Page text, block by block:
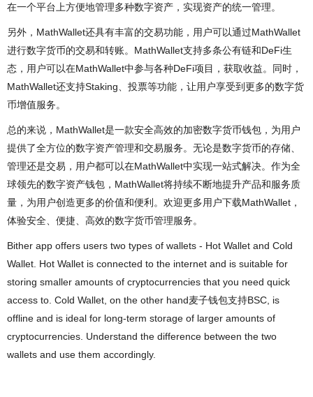
在一个平台上方便地管理多种数字资产，实现资产的统一管理。
另外，MathWallet还具有丰富的交易功能，用户可以通过MathWallet
进行数字货币的交易和转账。MathWallet支持多条公有链和DeFi生
态，用户可以在MathWallet中参与各种DeFi项目，获取收益。同时，
MathWallet还支持Staking、投票等功能，让用户享受到更多的数字货
币增值服务。
总的来说，MathWallet是一款安全高效的加密数字货币钱包，为用户
提供了全方位的数字资产管理和交易服务。无论是数字货币的存储、
管理还是交易，用户都可以在MathWallet中实现一站式解决。作为全
球领先的数字资产钱包，MathWallet将持续不断地提升产品和服务质
量，为用户创造更多的价值和便利。欢迎更多用户下载MathWallet，
体验安全、便捷、高效的数字货币管理服务。
Bither app offers users two types of wallets - Hot Wallet and Cold
Wallet. Hot Wallet is connected to the internet and is suitable for
storing smaller amounts of cryptocurrencies that you need quick
access to. Cold Wallet, on the other hand麦子钱包支持BSC, is
offline and is ideal for long-term storage of larger amounts of
cryptocurrencies. Understand the difference between the two
wallets and use them accordingly.